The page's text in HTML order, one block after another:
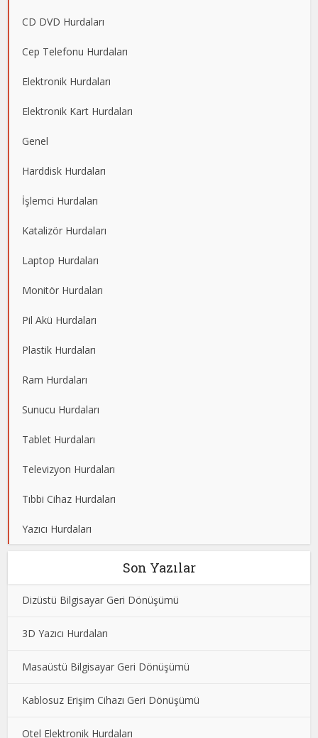
CD DVD Hurdaları
Cep Telefonu Hurdaları
Elektronik Hurdaları
Elektronik Kart Hurdaları
Genel
Harddisk Hurdaları
İşlemci Hurdaları
Katalizör Hurdaları
Laptop Hurdaları
Monitör Hurdaları
Pil Akü Hurdaları
Plastik Hurdaları
Ram Hurdaları
Sunucu Hurdaları
Tablet Hurdaları
Televizyon Hurdaları
Tıbbi Cihaz Hurdaları
Yazıcı Hurdaları
Son Yazılar
Dizüstü Bilgisayar Geri Dönüşümü
3D Yazıcı Hurdaları
Masaüstü Bilgisayar Geri Dönüşümü
Kablosuz Erişim Cihazı Geri Dönüşümü
Otel Elektronik Hurdaları